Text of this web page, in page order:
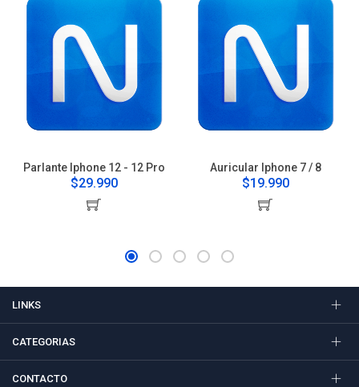
Parlante Iphone 12 - 12 Pro
$29.990
Auricular Iphone 7 / 8
$19.990
LINKS
CATEGORIAS
CONTACTO